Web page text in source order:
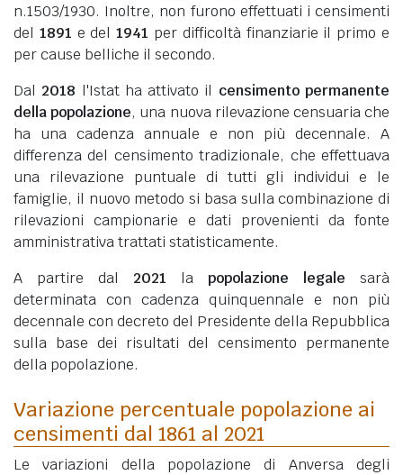
n.1503/1930. Inoltre, non furono effettuati i censimenti
del 1891 e del1941 per difficoltà finanziarie il primo e
per cause belliche il secondo.
Dal 2018 l'Istat ha attivato il censimento permanente
della popolazione, una nuova rilevazione censuaria che
ha una cadenza annuale e non più decennale. A
differenza del censimento tradizionale, che effettuava
una rilevazione puntuale di tutti gli individui e le
famiglie, il nuovo metodo si basa sulla combinazione di
rilevazioni campionarie e dati provenienti da fonte
amministrativa trattati statisticamente.
A partire dal 2021 la popolazione legale sarà
determinata con cadenza quinquennale e non più
decennale con decreto del Presidente della Repubblica
sulla base dei risultati del censimento permanente
della popolazione.
Variazione percentuale popolazione ai
censimenti dal 1861 al 2021
Le variazioni della popolazione di Anversa degli